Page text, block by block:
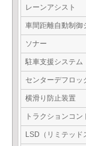
レーンアシスト
車間距離自動制御
ソナー
駐車支援システム
センターデフロッ
横滑り防止装置
トラクションコン
LSD（リミテッド